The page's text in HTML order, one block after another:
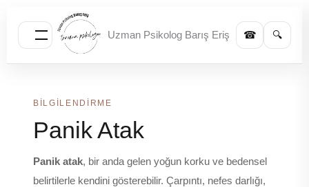
Uzman Psikolog Barış Eriş
☎ 🔍
BILGILENDIRME
Panik Atak
Panik atak, bir anda gelen yoğun korku ve bedensel
belirtilerle kendini gösterebilir. Çarpıntı, nefes darlığı,